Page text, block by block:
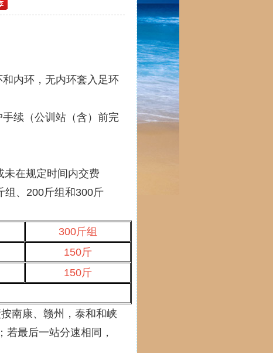
内环，无内环套入足环
续（公训站（含）前完
未在规定时间内交费
组、200斤组和300斤
300斤组
150斤
150斤
南康、赣州，泰和和峡
最后一站分速相同，